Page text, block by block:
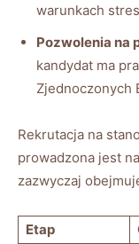
warunkach
Pozwolenia na
kandydat ma
Zjednoczonych
Rekrutacja na
prowadzona jest
zazwyczaj
Etap